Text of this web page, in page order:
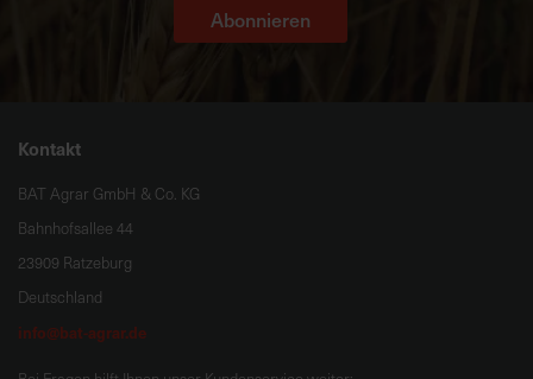
Abonnieren
Kontakt
BAT Agrar GmbH & Co. KG
Bahnhofsallee 44
23909 Ratzeburg
Deutschland
info@bat-agrar.de